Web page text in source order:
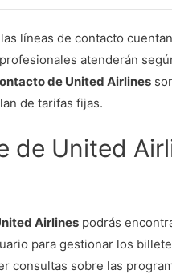
líneas de contacto
atenderán
de United Airlines
de tarifas fijas.
de United
Airlines podrás
para gestionar los
consultas sobre las